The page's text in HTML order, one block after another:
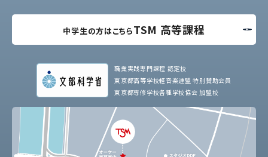
中学生の方はこちらTSM 高等課程
職業実践専門課程 認定校
東京都高等学校軽音楽連盟 特別賛助会員
東京都専修学校各種学校協会 加盟校